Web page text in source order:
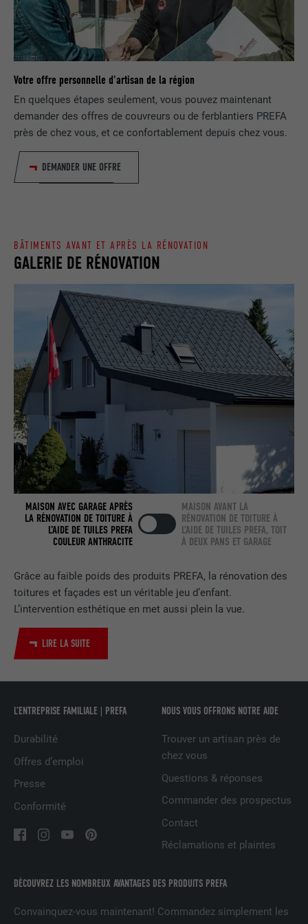
Votre offre personnelle d'artisan de la région
En quelques étapes seulement, vous pouvez maintenant
demander des offres de couvreurs ou de ferblantiers PREFA
près de chez vous, et ce confortablement depuis chez vous.
DEMANDER UNE OFFRE
Grâce au faible poids des produits PREFA, la rénovation des
toitures et façades est un véritable jeu d’enfant.
L’intervention esthétique en met aussi plein la vue.
LIRE LA SUITE
GALERIE DE RÉNOVATION
BÂTIMENTS AVANT ET APRÈS LA RÉNOVATION
MAISON AVEC GARAGE APRÈS
LA RÉNOVATION DE TOITURE À
L’AIDE DE TUILES PREFA
COULEUR ANTHRACITE
MAISON AVANT LA
RÉNOVATION DE TOITURE À
L’AIDE DE TUILES PREFA, TOIT
À DEUX PANS ET GARAGE
DÉCOUVREZ LES NOMBREUX AVANTAGES DES PRODUITS PREFA
Convainquez-vous maintenant! Commandez simplement les
L’ENTREPRISE FAMILIALE | PREFA
Durabilité
Offres d’emploi
Presse
Conformité
NOUS VOUS OFFRONS NOTRE AIDE
Trouver un artisan près de
chez vous
Questions & réponses
Commander des prospectus
Contact
Réclamations et plaintes
EXPIRATION 1 jour
UTILITÉ
Enregistre un identifiant unique utilisé
sur la manière dont l'utilisateur utilise le
site Internet.
Est placé afin de tester si le navigateur
contient aucun élément d'identification.
NOM lang
FOURNISSEUR ads.linkedin.com
EXPIRATION Session
Enregistre la langue choisie par
l'utilisateur pour un site Internet.
EXPIRATION Session
UTILITÉ
Internet contient une fenêtre « Suivez-
nous » intégrée.
NOM bcookie
EXPIRATION
UTILITÉ
Utilisé par le service de réseau social
LinkedIn pour suivre l'utilisation de
services intégrés.
bscookie
EXPIRATION 2 ans
UTILITÉ
NOM UserMatchHistory
FOURNISSEUR
EXPIRATION
Est utilisé pour suivre l'utilisateur sur